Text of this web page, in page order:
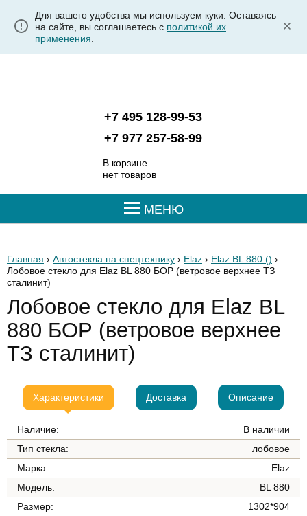
Для вашего удобства мы используем куки. Оставаясь
на сайте, вы соглашаетесь с политикой их
применения
+7 495 128-99-53
+7 977 257-58-99
В корзине
нет товаров
МЕНЮ
Главная › Автостекла на спецтехнику › Elaz › Elaz BL 880 () ›
Лобовое стекло для Elaz BL 880 БОР (ветровое верхнее ТЗ
сталинит)
Лобовое стекло для Elaz BL
880 БОР (ветровое верхнее
ТЗ сталинит)
Характеристики Доставка Описание
Наличие:
В наличии
Тип стекла:
лобовое
Марка:
Elaz
Модель:
BL 880
Размер:
1302*904